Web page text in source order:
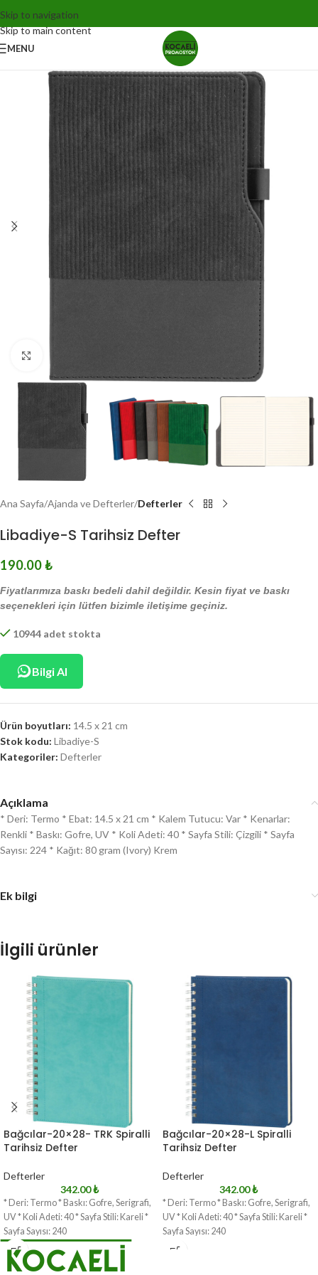
Skip to navigation
Skip to main content
MENU
Ana Sayfa Ajanda ve Defterler Defterler
Libadiye-S Tarihsiz Defter
190.00₺
Fiyatlarımıza baskı bedeli dahil değildir. Kesin fiyat ve baskı
seçenekleri için lütfen bizimle iletişime geçiniz.
10944 adet stokta
Bilgi Al
Ürün boyutları: 14.5 x 21 cm
Stok kodu: Libadiye-S
Kategoriler: Defterler
Açıklama
* Deri: Termo * Ebat: 14.5 x 21 cm * Kalem Tutucu: Var * Kenarlar:
Renkli * Baskı: Gofre, UV * Koli Adeti: 40 * Sayfa Stili: Çizgili * Sayfa
Sayısı: 224 * Kağıt: 80 gram (Ivory) Krem
Ek bilgi
İlgili ürünler
Bağcılar-20×28- TRK Spiralli
Tarihsiz Defter
Defterler
342.00₺
* Deri: Termo * Baskı: Gofre, Serigrafi,
UV * Koli Adeti: 40 * Sayfa Stili: Kareli *
Sayfa Sayısı: 240
Bağcılar-20×28-L Spiralli
Tarihsiz Defter
Defterler
342.00₺
* Deri: Termo * Baskı: Gofre, Serigrafi,
UV * Koli Adeti: 40 * Sayfa Stili: Kareli *
Sayfa Sayısı: 240